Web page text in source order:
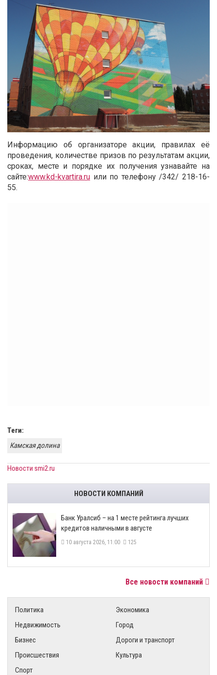
Информацию об организаторе акции, правилах её
проведения, количестве призов по результатам акции,
сроках, месте и порядке их получения узнавайте на
сайте:www.kd-kvartira.ru или по телефону /342/ 218-16-
55.
Теги:
Камская долина
Новости smi2.ru
НОВОСТИ КОМПАНИЙ
Банк Уралсиб – на 1 месте рейтинга лучших
кредитов наличными в августе
10 августа 2026, 11:00 125
Все новости компаний
Политика
Экономика
Недвижимость
Город
Бизнес
Дороги и транспорт
Происшествия
Культура
Спорт